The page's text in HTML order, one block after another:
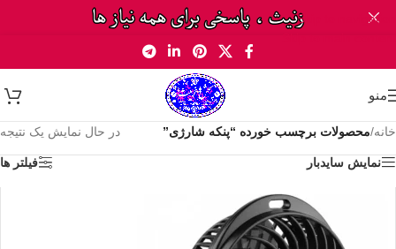
Skip to navigation
منو
خانه/محصولات برچسب خورده “پنکه شارژی” در حال نمایش یک نتیجه
نمایش سایدبار فیلتر ها